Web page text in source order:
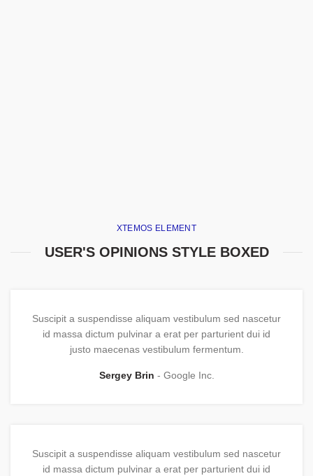
XTEMOS ELEMENT
USER'S OPINIONS STYLE BOXED
Suscipit a suspendisse aliquam vestibulum sed nascetur
id massa dictum pulvinar a erat per parturient dui id
justo maecenas vestibulum fermentum.
Sergey Brin Google Inc.
Suscipit a suspendisse aliquam vestibulum sed nascetur
id massa dictum pulvinar a erat per parturient dui id